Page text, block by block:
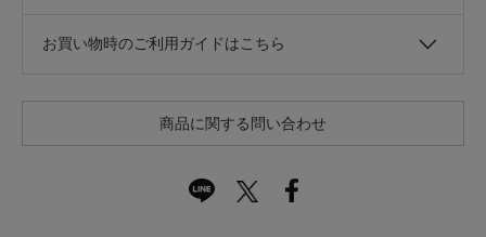
お買い物時のご利用ガイドはこちら
商品に関する問い合わせ